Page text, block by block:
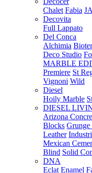
Chalet Fabia
Decovita
Full Lappato
Del Conca
Alchimia
Deco Studio
MARBLE
Premiere St
Vignoni Wild
Diesel
Hoily Marble
DIESEL
Arizona
Blocks Grunge
Leather
Mexican
Blind Solid
DNA
Eclat Enamel